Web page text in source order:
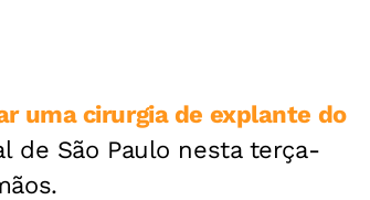
uma cirurgia de explante do
de São Paulo nesta terça-